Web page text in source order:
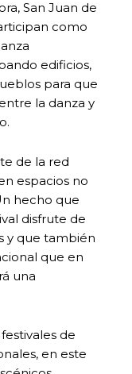
San Juan de
como
edificios,
para que
la danza y
de la red
espacios no
hecho que
disfrute de
y que también
que en
una
de
en este